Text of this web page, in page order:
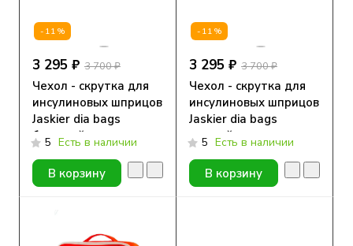
-11%
3 295 ₽ 3 700 ₽
Чехол - скрутка для
инсулиновых шприцов
Jaskier dia bags
бежевый,
натуральная кожа
5 Есть в наличии
В корзину
-11%
3 295 ₽ 3 700 ₽
Чехол - скрутка для
инсулиновых шприцов
Jaskier dia bags
черный, натуральная
кожа
5 Есть в наличии
В корзину